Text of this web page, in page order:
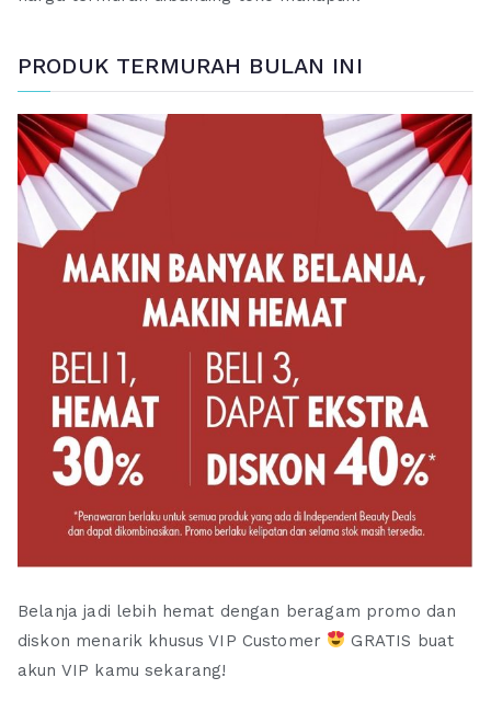
PRODUK TERMURAH BULAN INI
Belanja jadi lebih hemat dengan beragam promo dan
diskon menarik khusus VIP Customer
GRATIS buat
akun VIP kamu sekarang!